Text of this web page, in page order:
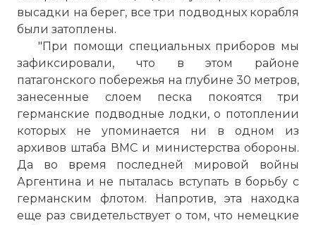
высадки на берег, все три подводных корабля
были затоплены.
"При помощи специальных приборов мы
зафиксировали, что в этом районе
патагонского побережья на глубине 30 метров,
занесенные слоем песка покоятся три
германские подводные лодки, о потоплении
которых не упоминается ни в одном из
архивов штаба ВМС и министерства обороны.
Да во время последней мировой войны
Аргентина и не пыталась вступать в борьбу с
германским флотом. Напротив, эта находка
еще раз свидетельствует о том, что немецкие